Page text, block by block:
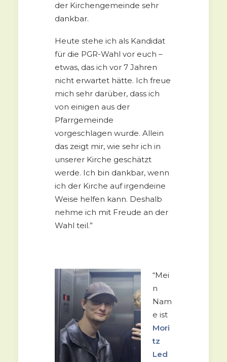
der Kirchengemeinde sehr
dankbar.
Heute stehe ich als Kandidat
für die PGR-Wahl vor euch –
etwas, das ich vor 7 Jahren
nicht erwartet hätte. Ich freue
mich sehr darüber, dass ich
von einigen aus der
Pfarrgemeinde
vorgeschlagen wurde. Allein
das zeigt mir, wie sehr ich in
unserer Kirche geschätzt
werde. Ich bin dankbar, wenn
ich der Kirche auf irgendeine
Weise helfen kann. Deshalb
nehme ich mit Freude an der
Wahl teil.”
“Mei
n
Nam
e ist
Mori
tz
Led